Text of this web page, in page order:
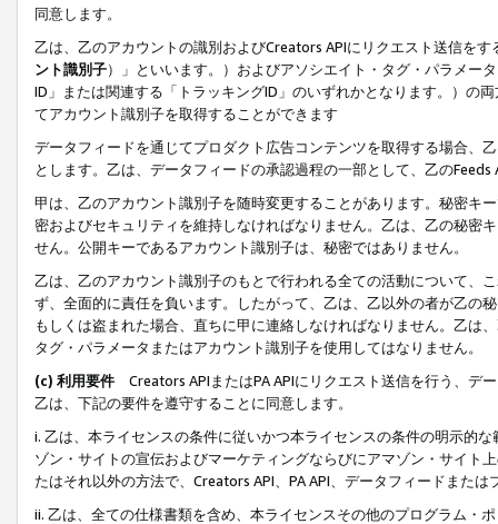
同意します。
乙は、乙のアカウントの識別およびCreators APIにリクエスト送信を
ント識別子）」といいます。）およびアソシエイト・タグ・パラメー
ID」または関連する「トラッキングID」のいずれかとなります。）の
てアカウント識別子を取得することができます
データフィードを通じてプロダクト広告コンテンツを取得する場合、
とします。乙は、データフィードの承認過程の一部として、乙の
甲は、乙のアカウント識別子を随時変更することがあります。秘密キ
密およびセキュリティを維持しなければなりません。乙は、乙の秘密
せん。公開キーであるアカウント識別子は、秘密ではありません。
乙は、乙のアカウント識別子のもとで行われる全ての活動について、
ず、全面的に責任を負います。したがって、乙は、乙以外の者が乙の
もしくは盗まれた場合、直ちに甲に連絡しなければなりません。乙は
タグ・パラメータまたはアカウント識別子を使用してはなりません。
(c) 利用要件 Creators APIまたはPA APIにリクエスト送信を行う、デ
乙は、下記の要件を遵守することに同意します。
i. 乙は、本ライセンスの条件に従いかつ本ライセンスの条件の明示的
ゾン・サイトの宣伝およびマーケティングならびにアマゾン・サイト
たはそれ以外の方法で、Creators API、PA API、データフィードまた
ii. 乙は、全ての仕様書類を含め、本ライセンスその他のプログラム・